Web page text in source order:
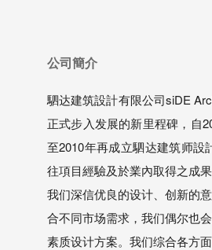
公司簡介
駟达建筑設計有限公司siDE
正式步入发展的新里程碑，自
至2010年再成立駟达建筑师設
往項目經驗及於業內取得之成
我们深信优良的设计、创新的
合不同市场需求，我们偶尔也
素质设计方案。我们综合各方